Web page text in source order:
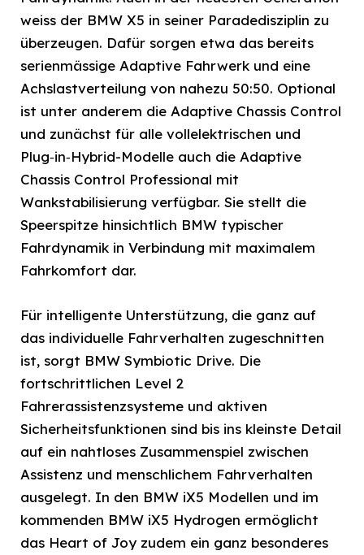
weiss der BMW X5 in seiner Paradedisziplin zu
überzeugen. Dafür sorgen etwa das bereits
serienmässige Adaptive Fahrwerk und eine
Achslastverteilung von nahezu 50:50. Optional
ist unter anderem die Adaptive Chassis Control
und zunächst für alle vollelektrischen und
Plug‑in‑Hybrid-Modelle auch die Adaptive
Chassis Control Professional mit
Wankstabilisierung verfügbar. Sie stellt die
Speerspitze hinsichtlich BMW typischer
Fahrdynamik in Verbindung mit maximalem
Fahrkomfort dar.
Für intelligente Unterstützung, die ganz auf
das individuelle Fahrverhalten zugeschnitten
ist, sorgt BMW Symbiotic Drive. Die
fortschrittlichen Level 2
Fahrerassistenzsysteme und aktiven
Sicherheitsfunktionen sind bis ins kleinste Detail
auf ein nahtloses Zusammenspiel zwischen
Assistenz und menschlichem Fahrverhalten
ausgelegt. In den BMW iX5 Modellen und im
kommenden BMW iX5 Hydrogen ermöglicht
das Heart of Joy zudem ein ganz besonderes